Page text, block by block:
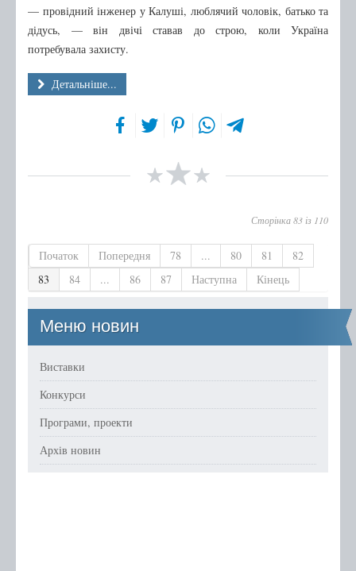
— провідний інженер у Калуші, люблячий чоловік, батько та
дідусь, — він двічі ставав до строю, коли Україна
потребувала захисту.
Детальніше...
Сторінка 83 із 110
Початок Попередня 78 ... 80 81
82
83
84 ... 86 87 Наступна Кінець
Меню новин
Виставки
Конкурси
Програми, проекти
Архів новин